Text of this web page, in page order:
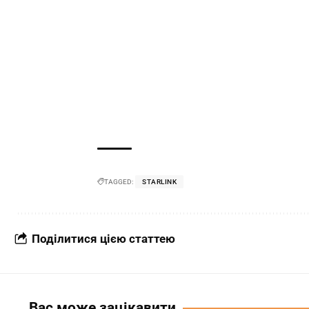
TAGGED: STARLINK
Поділитися цією статтею